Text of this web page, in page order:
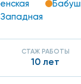
СТАЖ РАБОТЫ
10 лет